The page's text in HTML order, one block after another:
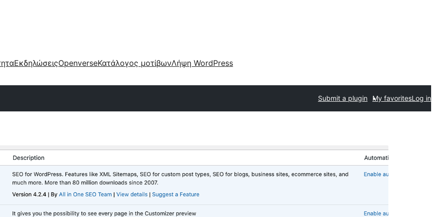
ΕκδηλώσειςOpenverseΚατάλογος μοτίβωνΛήψη WordPress
Submit a plugin My favoritesLog in